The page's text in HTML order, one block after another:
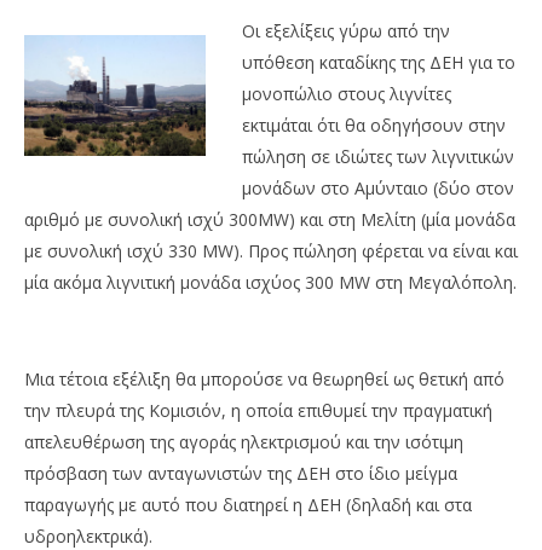
Οι εξελίξεις γύρω από την
υπόθεση καταδίκης της ΔΕΗ για το
μονοπώλιο στους λιγνίτες
εκτιμάται ότι θα οδηγήσουν στην
πώληση σε ιδιώτες των λιγνιτικών
μονάδων στο Αμύνταιο (δύο στον
αριθμό με συνολική ισχύ 300MW) και στη Μελίτη (μία μονάδα
με συνολική ισχύ 330 MW). Προς πώληση φέρεται να είναι και
μία ακόμα λιγνιτική μονάδα ισχύος 300 ΜW στη Μεγαλόπολη.
Μια τέτοια εξέλιξη θα μπορούσε να θεωρηθεί ως θετική από
την πλευρά της Κομισιόν, η οποία επιθυμεί την πραγματική
απελευθέρωση της αγοράς ηλεκτρισμού και την ισότιμη
πρόσβαση των ανταγωνιστών της ΔΕΗ στο ίδιο μείγμα
παραγωγής με αυτό που διατηρεί η ΔΕΗ (δηλαδή και στα
υδροηλεκτρικά).